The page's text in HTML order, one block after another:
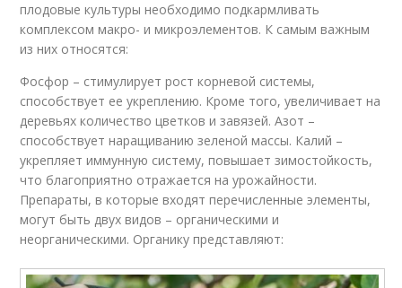
плодовые культуры необходимо подкармливать
комплексом макро- и микроэлементов. К самым важным
из них относятся:
Фосфор – стимулирует рост корневой системы,
способствует ее укреплению. Кроме того, увеличивает на
деревьях количество цветков и завязей. Азот –
способствует наращиванию зеленой массы. Калий –
укрепляет иммунную систему, повышает зимостойкость,
что благоприятно отражается на урожайности.
Препараты, в которые входят перечисленные элементы,
могут быть двух видов – органическими и
неорганическими. Органику представляют: